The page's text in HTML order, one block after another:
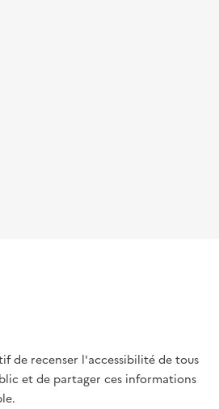
de recenser l'accessibilité de tous
et de partager ces informations